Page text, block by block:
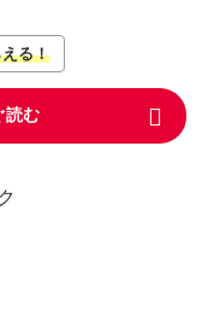
る！
読む